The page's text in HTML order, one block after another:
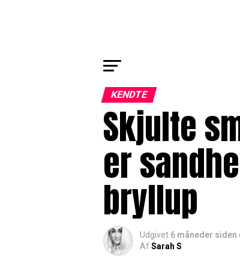
KENDTE
Skjulte
er
bryllup
Udgivet 6 måneder siden
AfSarah S